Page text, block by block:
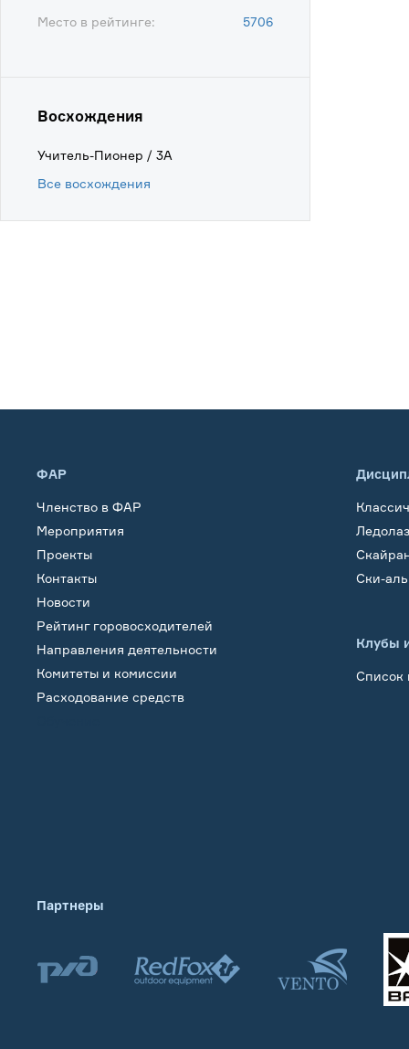
Место в рейтинге: 5706
Восхождения
Учитель-Пионер / 3А
Все восхождения
ФАР
Членство в ФАР
Мероприятия
Проекты
Контакты
Новости
Рейтинг горовосходителей
Направления деятельности
Комитеты и комиссии
Расходование средств
Ски-
Клубы
Список
Партнеры